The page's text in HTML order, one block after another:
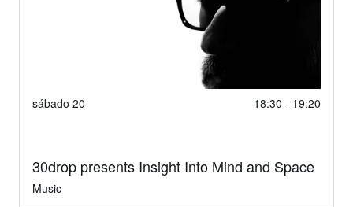
sábado 20 18:30 - 19:20
30drop presents Insight Into Mind and Space
Music